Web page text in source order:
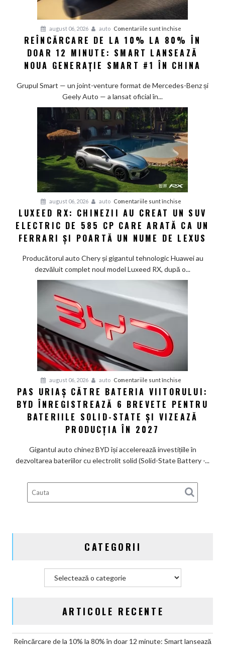
august 06, 2026 auto Comentariile sunt închise
Reîncărcare
de
la
doar
12
minute:
lansează
noua
generație
Smart
în
China
REÎNCĂRCARE DE LA 10% LA 80% ÎN
DOAR 12 MINUTE: SMART LANSEAZĂ
NOUA GENERAȚIE SMART #1 ÎN CHINA
Grupul Smart — un joint-venture format de Mercedes-Benz și
Geely Auto — a lansat oficial în...
august 06, 2026 auto Comentariile sunt închise
Luxeed
RX:
Chinezii
creat
și
poartă
nume
LUXEED RX: CHINEZII AU CREAT UN SUV
ELECTRIC DE 585 CP CARE ARATĂ CA UN
FERRARI ȘI POARTĂ UN NUME DE LEXUS
Producătorul auto Chery și gigantul tehnologic Huawei au
dezvăluit complet noul model Luxeed RX, după o...
august 06, 2026 auto Comentariile sunt închise
Pas
uriaș
către
pentru
bateriile
în
PAS URIAȘ CĂTRE BATERIA VIITORULUI:
BYD ÎNREGISTREAZĂ 6 BREVETE PENTRU
BATERIILE SOLID-STATE ȘI VIZEAZĂ
PRODUCȚIA ÎN 2027
Gigantul auto chinez BYD își accelerează investițiile în
dezvoltarea bateriilor cu electrolit solid (Solid-State Battery -...
CATEGORII
ARTICOLE RECENTE
Reîncărcare de la 10% la 80% în doar 12 minute: Smart lansează